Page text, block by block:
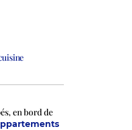
en bord de